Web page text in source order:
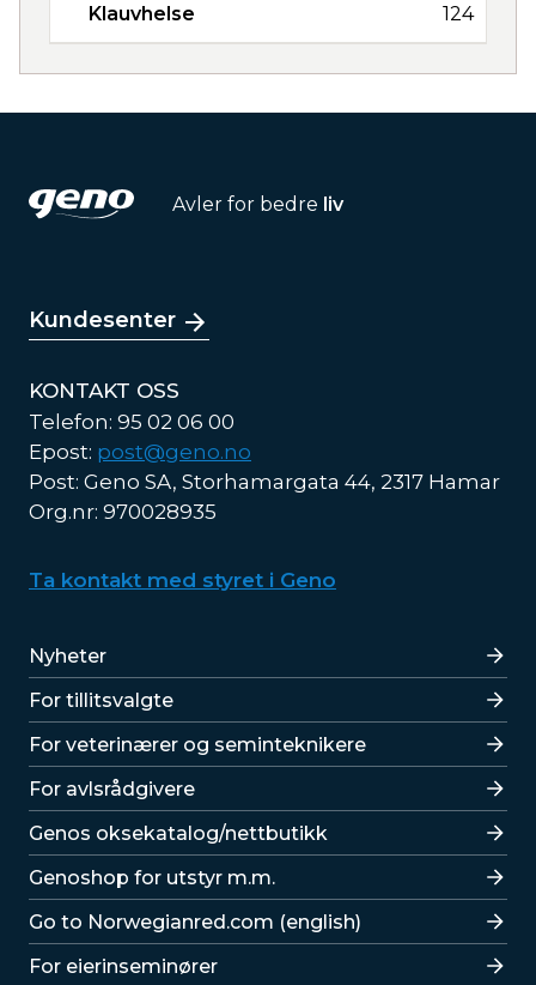
Klauvhelse 124
Avler for bedre liv
Kundesenter
KONTAKT OSS
Telefon: 95 02 06 00
Epost: post@geno.no
Post: Geno SA, Storhamargata 44, 2317 Hamar
Org.nr: 970028935
Ta kontakt med styret i Geno
Lenker
Nyheter
For tillitsvalgte
For veterinærer og seminteknikere
For avlsrådgivere
Lenker
Genos oksekatalog/nettbutikk
Genoshop for utstyr m.m.
Go to Norwegianred.com (english)
For eierinseminører